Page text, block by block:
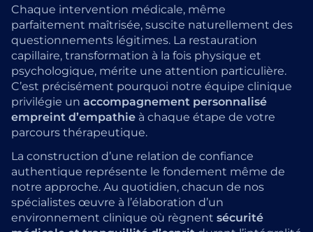
Chaque intervention médicale, même
parfaitement maîtrisée, suscite naturellement des
questionnements légitimes. La restauration
capillaire, transformation à la fois physique et
psychologique, mérite une attention particulière.
C’est précisément pourquoi notre équipe clinique
privilégie un accompagnement personnalisé
empreint d’empathie à chaque étape de votre
parcours thérapeutique.
La construction d’une relation de confiance
authentique représente le fondement même de
notre approche. Au quotidien, chacun de nos
spécialistes œuvre à l’élaboration d’un
environnement clinique où règnent sécurité